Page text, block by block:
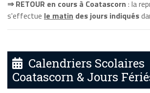
⇒ RETOUR en cours à Coatascorn : la
s'effectue le matin des jours indiqués
Calendriers Scolaires
Coatascorn & Jours